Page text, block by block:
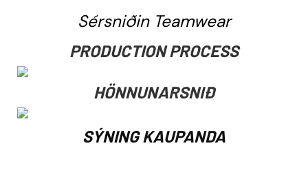
Sérsniðin Teamwear
PRODUCTION PROCESS
HÖNNUNARSNIÐ
SÝNING KAUPANDA